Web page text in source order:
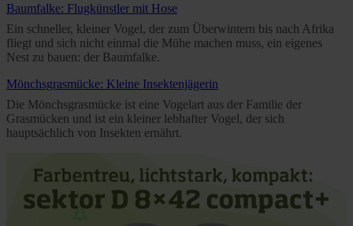
Baumfalke: Flugkünstler mit Hose
Ein schneller, kleiner Vogel, der zum Überwintern bis nach Afrika
fliegt und sich nicht einmal die Mühe machen muss, ein eigenes
Nest zu bauen: der Baumfalke.
Mönchsgrasmücke: Kleine Insektenjägerin
Die Mönchsgrasmücke ist eine Vogelart aus der Familie der
Grasmücken und ist ein kleiner lebhafter Vogel, der sich
hauptsächlich von Insekten ernährt.